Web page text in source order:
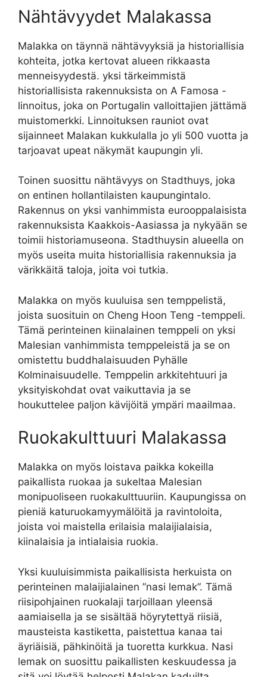
Nähtävyydet Malakassa
Malakka on täynnä nähtävyyksiä ja historiallisia
kohteita, jotka kertovat alueen rikkaasta
menneisyydestä. yksi tärkeimmistä
historiallisista rakennuksista on A Famosa -
linnoitus, joka on Portugalin valloittajien jättämä
muistomerkki. Linnoituksen rauniot ovat
sijainneet Malakan kukkulalla jo yli 500 vuotta ja
tarjoavat upeat näkymät kaupungin yli.
Toinen suosittu nähtävyys on Stadthuys, joka
on entinen hollantilaisten kaupungintalo.
Rakennus on yksi vanhimmista eurooppalaisista
rakennuksista Kaakkois-Aasiassa ja nykyään se
toimii historiamuseona. Stadthuysin alueella on
myös useita muita historiallisia rakennuksia ja
värikkäitä taloja, joita voi tutkia.
Malakka on myös kuuluisa sen temppelistä,
joista suosituin on Cheng Hoon Teng -temppeli.
Tämä perinteinen kiinalainen temppeli on yksi
Malesian vanhimmista temppeleistä ja se on
omistettu buddhalaisuuden Pyhälle
Kolminaisuudelle. Temppelin arkkitehtuuri ja
yksityiskohdat ovat vaikuttavia ja se
houkuttelee paljon kävijöitä ympäri maailmaa.
Ruokakulttuuri Malakassa
Malakka on myös loistava paikka kokeilla
paikallista ruokaa ja sukeltaa Malesian
monipuoliseen ruokakulttuuriin. Kaupungissa on
pieniä katuruokamyymälöitä ja ravintoloita,
joista voi maistella erilaisia malaijialaisia,
kiinalaisia ja intialaisia ruokia.
Yksi kuuluisimmista paikallisista herkuista on
perinteinen malaijialainen ”nasi lemak”. Tämä
riisipohjainen ruokalaji tarjoillaan yleensä
aamiaisella ja se sisältää höyrytettyä riisiä,
mausteista kastiketta, paistettua kanaa tai
äyriäisiä, pähkinöitä ja tuoretta kurkkua. Nasi
lemak on suosittu paikallisten keskuudessa ja